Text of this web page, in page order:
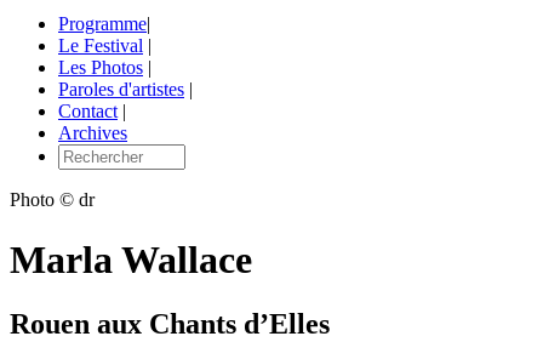
Programme|
Le Festival |
Les Photos |
Paroles d'artistes |
Contact |
Archives
Photo © dr
Marla Wallace
Rouen aux Chants d’Elles